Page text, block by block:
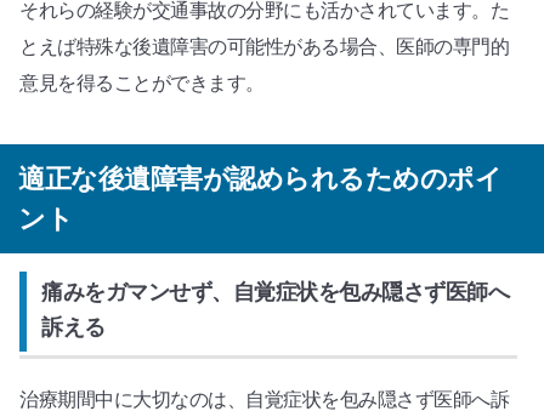
それらの経験が交通事故の分野にも活かされています。た
とえば特殊な後遺障害の可能性がある場合、医師の専門的
意見を得ることができます。
適正な後遺障害が認められるためのポイ
ント
痛みをガマンせず、自覚症状を包み隠さず医師へ
訴える
治療期間中に大切なのは、自覚症状を包み隠さず医師へ訴